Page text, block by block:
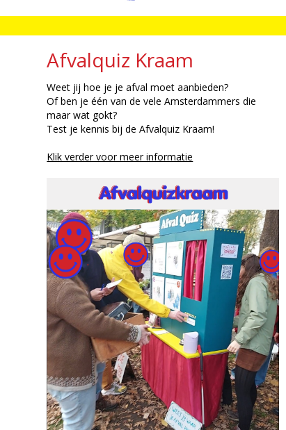
Afvalquiz Kraam
Weet jij hoe je je afval moet aanbieden?
Of ben je één van de vele Amsterdammers die
maar wat gokt?
Test je kennis bij de Afvalquiz Kraam!
Klik verder voor meer informatie